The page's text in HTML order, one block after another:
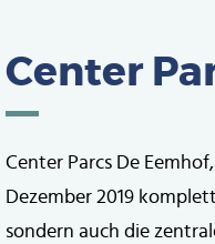
Center
Center Parcs De
Dezember 2019
sondern auch die